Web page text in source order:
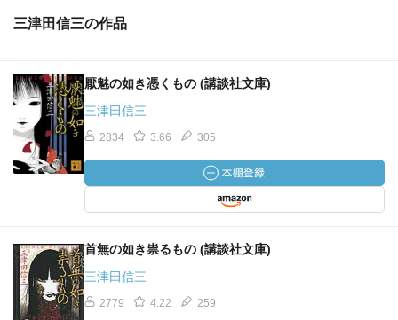
三津田信三の作品
厭魅の如き憑くもの (講談社文庫)
三津田信三
2834 3.66 305
首無の如き祟るもの (講談社文庫)
三津田信三
2779 4.22 259